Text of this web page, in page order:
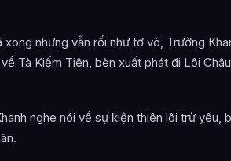
nhưng vẫn rối như tơ vò, Trường
Tà Kiếm Tiên, bèn xuất phát đi Lôi
nghe nói về sự kiện thiên lôi trừ yêu,